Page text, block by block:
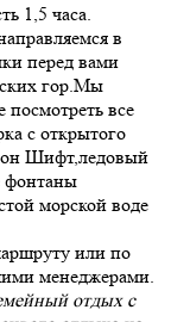
1,5 часа.
в
перед вами
гор.Мы
все
с открытого
Шифт,ледовый
фонтаны
морской воде
или по
менеджерами.
отдых с